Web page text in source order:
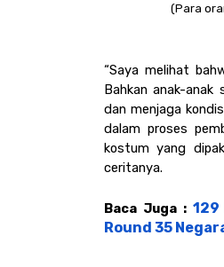
(Para
“Saya melihat
Bahkan anak-
dan menjaga
dalam proses
kostum yang
ceritanya.
Baca Juga :
Round 35